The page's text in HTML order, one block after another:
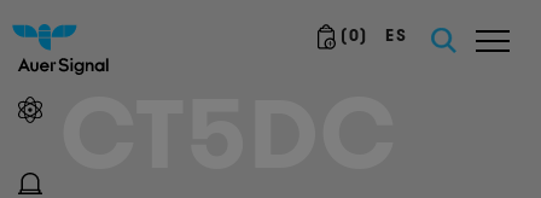
(0) ES